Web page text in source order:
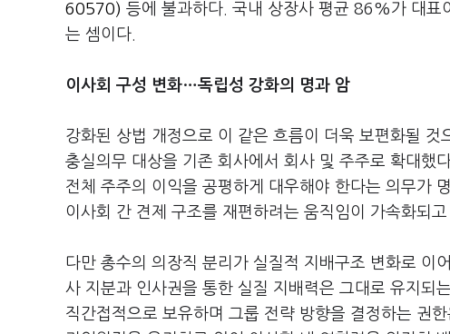
60570) 등에 불과하다. 국내 상장사 평균 86%가 대표
는 셈이다.
이사회 구성 변화…독립성 강화의 명과 암
강화된 상법 개정으로 이 같은 흐름이 더욱 보편화될
충실의무 대상을 기존 회사에서 회사 및 주주로 확대했
전체 주주의 이익을 공평하게 대우해야 한다는 의무가
이사회 간 견제 구조를 재편하려는 움직임이 가속화되
다만 총수의 의장직 분리가 실질적 지배구조 변화로 이
사 지분과 인사권을 통한 실질 지배력은 그대로 유지되
직간접적으로 보유하며 그룹 전략 방향을 결정하는 권